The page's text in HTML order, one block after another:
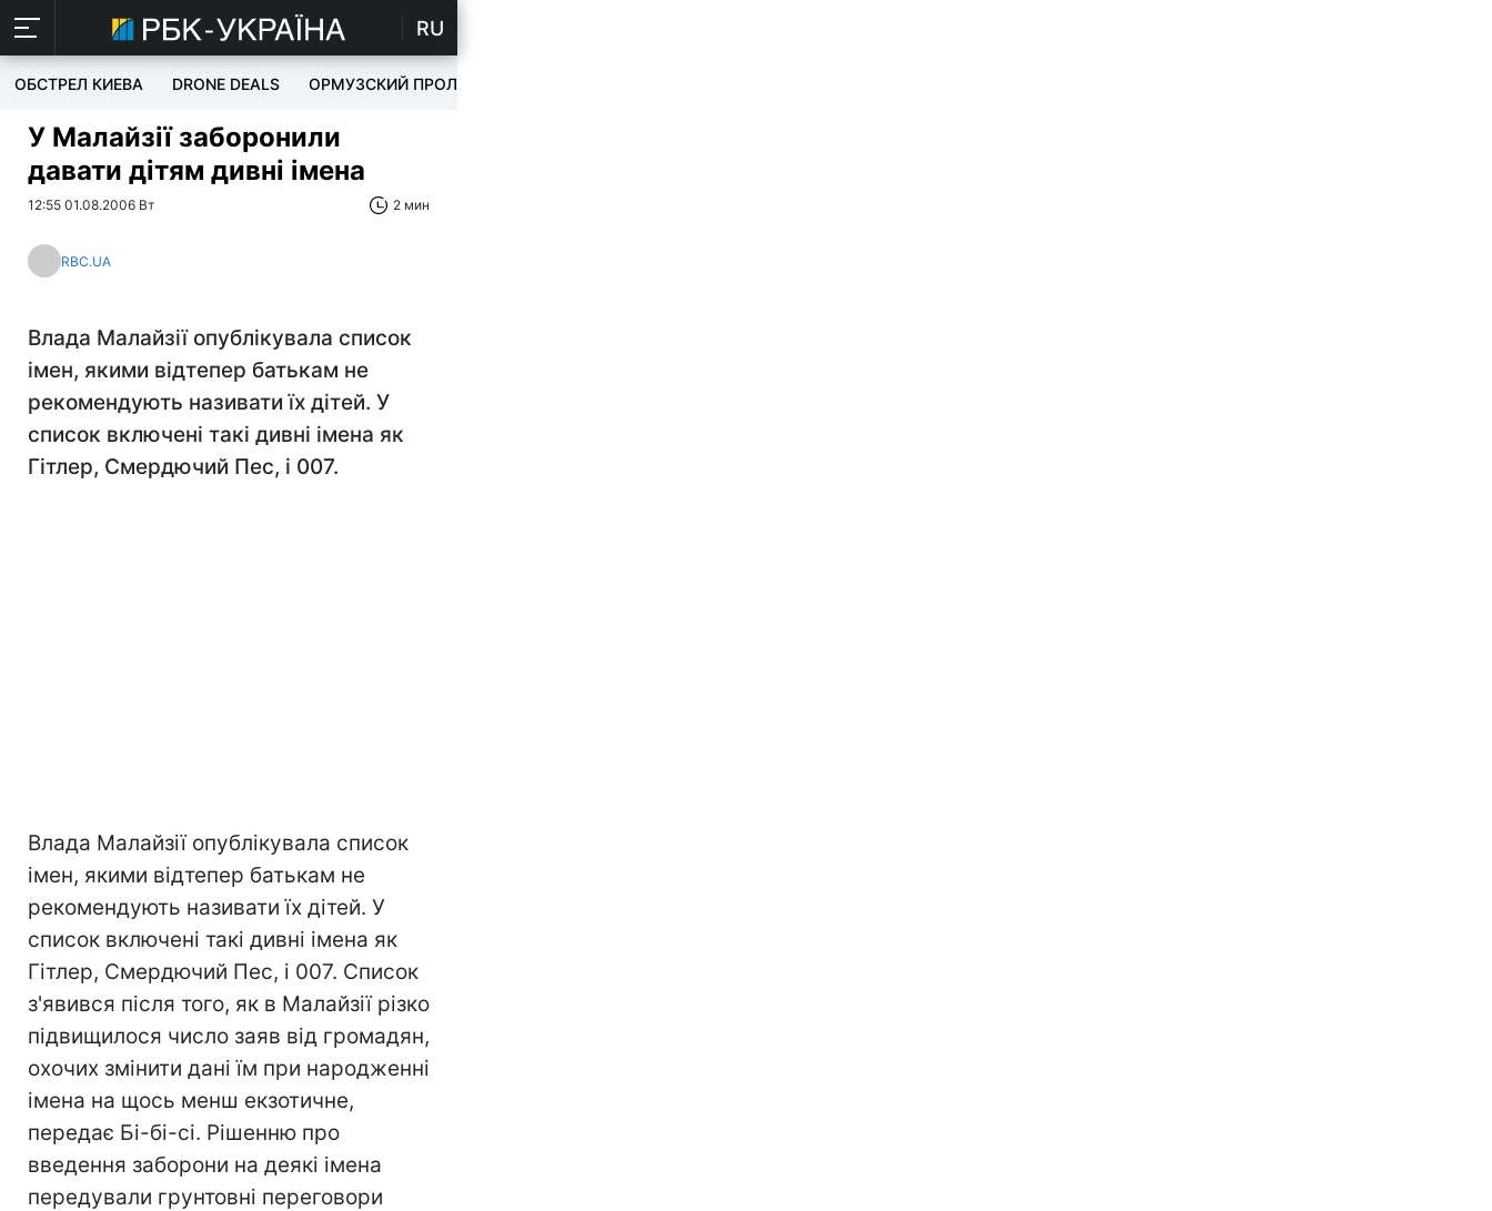
RU
ОБСТРЕЛ КИЕВА DRONE DEALS ОРМУЗСКИЙ ПРОЛИВ
У Малайзії заборонили
давати дітям дивні імена
12:55 01.08.2006 Вт 2 мин
RBC.UA
Влада Малайзії опублікувала список
імен, якими відтепер батькам не
рекомендують називати їх дітей. У
список включені такі дивні імена як
Гітлер, Смердючий Пес, і 007.
Влада Малайзії опублікувала список
імен, якими відтепер батькам не
рекомендують називати їх дітей. У
список включені такі дивні імена як
Гітлер, Смердючий Пес, і 007. Список
з'явився після того, як в Малайзії різко
підвищилося число заяв від громадян,
охочих змінити дані їм при народженні
імена на щось менш екзотичне,
передає Бі-бі-сі. Рішенню про
введення заборони на деякі імена
передували грунтовні переговори